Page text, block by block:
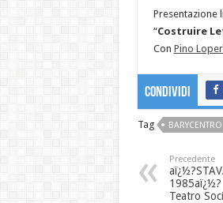
Presentazione
“Costruire
Con Pino
Condividi
Tag BARYCENTRO
Precedente
1985aï¿½?
Teatro